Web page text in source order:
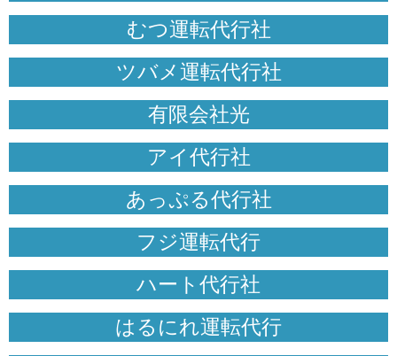
むつ運転代行社
ツバメ運転代行社
有限会社光
アイ代行社
あっぷる代行社
フジ運転代行
ハート代行社
はるにれ運転代行